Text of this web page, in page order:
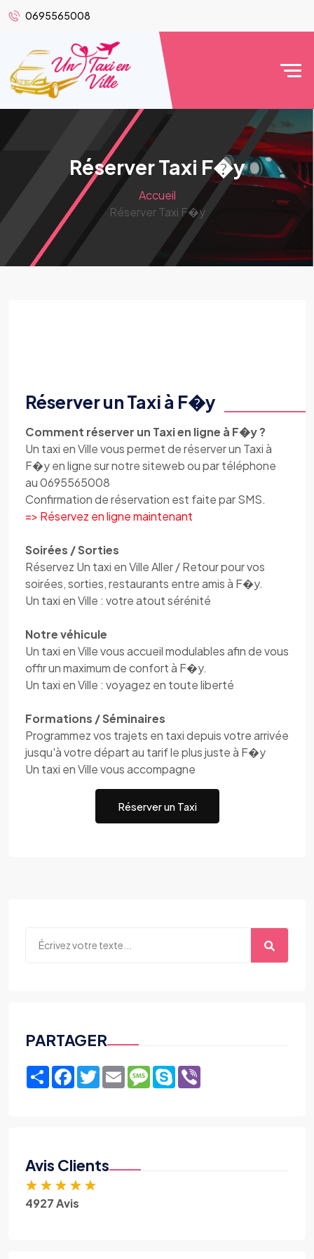
0695565008
Réserver Taxi F�y
Accueil
Réserver Taxi F�y
Réserver un Taxi à F�y
Comment réserver un Taxi en ligne à F�y ?
Un taxi en Ville vous permet de réserver un Taxi à
F�y en ligne sur notre siteweb ou par téléphone
au 0695565008
Confirmation de réservation est faite par SMS.
=> Réservez en ligne maintenant
Soirées / Sorties
Réservez Un taxi en Ville Aller / Retour pour vos
soirées, sorties, restaurants entre amis à F�y.
Un taxi en Ville : votre atout sérénité
Notre véhicule
Un taxi en Ville vous accueil modulables afin de vous
offir un maximum de confort à F�y.
Un taxi en Ville : voyagez en toute liberté
Formations / Séminaires
Programmez vos trajets en taxi depuis votre arrivée
jusqu'à votre départ au tarif le plus juste à F�y
Un taxi en Ville vous accompagne
Réserver un Taxi
PARTAGER
ShareFacebook
TwitterEmailMessage
Skype
Avis Clients
★ ★ ★ ★ ★
4927 Avis